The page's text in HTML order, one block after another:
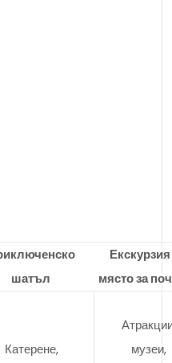
шатъл
място за
Катерене,
музеи,